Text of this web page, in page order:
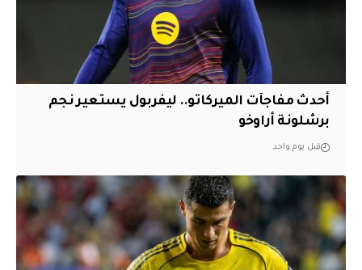
أحدث مفاجآت الميركاتو.. ليفربول يستعير نجم
برشلونة أراوخو
قبل يوم واحد